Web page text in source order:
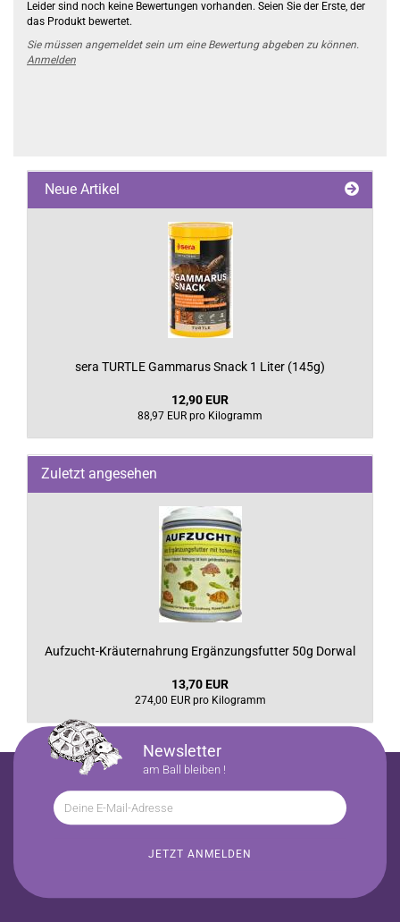
Leider sind noch keine Bewertungen vorhanden. Seien Sie der Erste, der
das Produkt bewertet.
Sie müssen angemeldet sein um eine Bewertung abgeben zu können.
Anmelden
Neue Artikel
sera TURTLE Gammarus Snack 1 Liter (145g)
12,90 EUR
88,97 EUR pro Kilogramm
Zuletzt angesehen
Aufzucht-Kräuternahrung Ergänzungsfutter 50g Dorwal
13,70 EUR
274,00 EUR pro Kilogramm
Newsletter
am Ball bleiben !